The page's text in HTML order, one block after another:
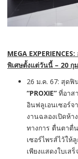
MEGA EXPERIENCES:
พิเศษตั้งแต่วันนี้ – 20 กุ
26 ม.ค. 67: สุดฟิ
“PROXIE” ที่อาส
อินฟลูเอนเซอร์
งานฉลองเปิดห้า
ทางการ ตื่นตาตื่
เซอร์ไพรส์ไว้ให้
เพียงแสดงใบเส